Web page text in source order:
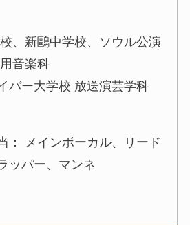
、新鷗中学校、ソウル公演
音楽科
バー大学校 放送演芸学科
： メインボーカル、リード
ッパー、マンネ